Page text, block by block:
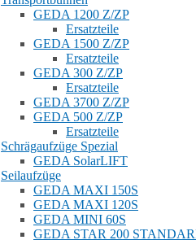
GEDA 1200 Z/ZP
Ersatzteile
GEDA 1500 Z/ZP
Ersatzteile
GEDA 300 Z/ZP
Ersatzteile
GEDA 3700 Z/ZP
GEDA 500 Z/ZP
Ersatzteile
Schrägaufzüge Spezial
GEDA SolarLIFT
Seilaufzüge
GEDA MAXI 150S
GEDA MAXI 120S
GEDA MINI 60S
GEDA STAR 200